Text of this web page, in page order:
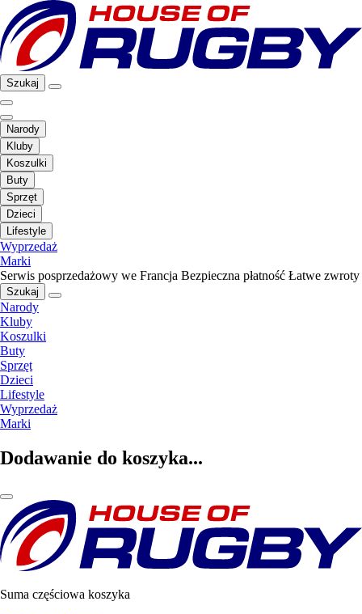
Szukaj
Narody
Kluby
Koszulki
Buty
Sprzęt
Dzieci
Lifestyle
Wyprzedaż
Marki
Serwis posprzedażowy we Francja Bezpieczna płatność Łatwe zwroty
Szukaj
Narody
Kluby
Koszulki
Buty
Sprzęt
Dzieci
Lifestyle
Wyprzedaż
Marki
Dodawanie do koszyka...
Suma częściowa koszyka